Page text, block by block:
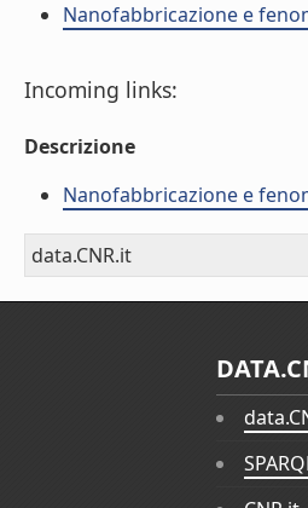
Nanofabbricazione e
Incoming links:
Descrizione
Nanofabbricazione e
data.CNR.it